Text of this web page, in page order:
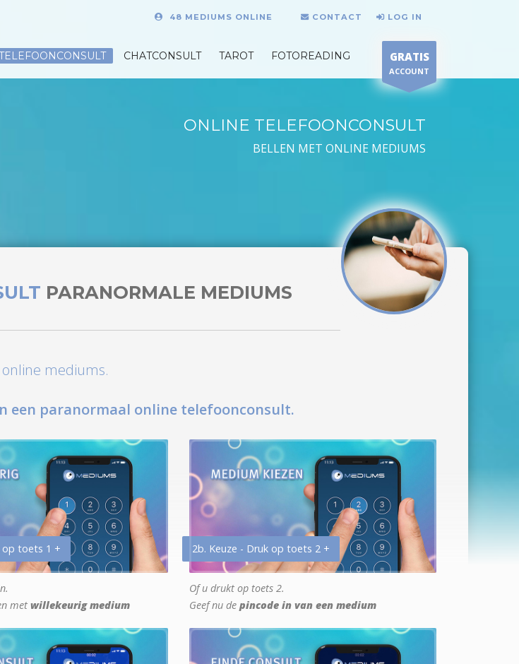
48 MEDIUMS ONLINE CONTACT LOG IN
CHATCONSULT TAROT FOTOREADING GRATIS
ACCOUNT
ONLINE TELEFOONCONSULT
BELLEN MET ONLINE MEDIUMS
PARANORMALE MEDIUMS
mediums.
een paranormaal online telefoonconsult.
op toets 1 +
met willekeurig medium
2b. Keuze - Druk op toets 2 +
Of u drukt op toets 2.
Geef nu de pincode in van een medium